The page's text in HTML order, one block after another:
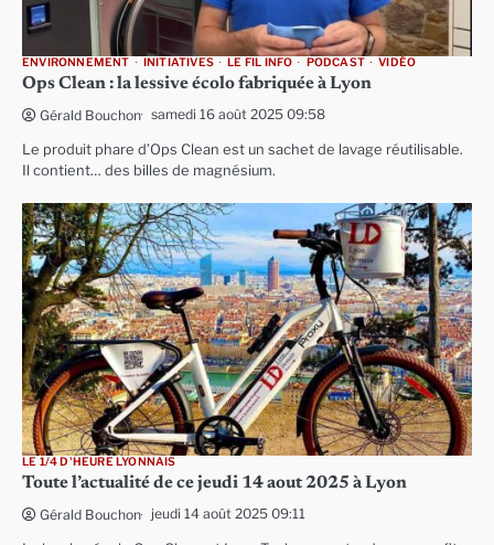
ENVIRONNEMENT INITIATIVES LE FIL INFO PODCAST VIDÉO
Ops Clean : la lessive écolo fabriquée à Lyon
Gérald Bouchon samedi 16 août 2025 09:58
Le produit phare d’Ops Clean est un sachet de lavage réutilisable.
Il contient… des billes de magnésium.
LE 1/4 D'HEURE LYONNAIS
Toute l’actualité de ce jeudi 14 aout 2025 à Lyon
Gérald Bouchon jeudi 14 août 2025 09:11